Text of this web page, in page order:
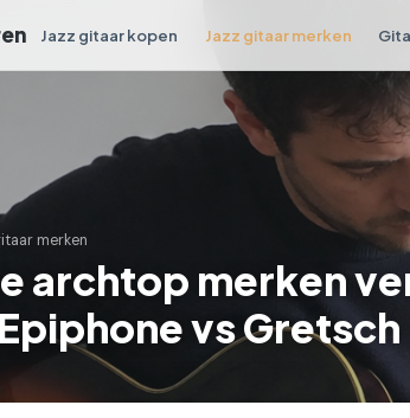
Jazz gitaar kopen Jazz gitaar merken
merken
archtop merken
vs Gretsch